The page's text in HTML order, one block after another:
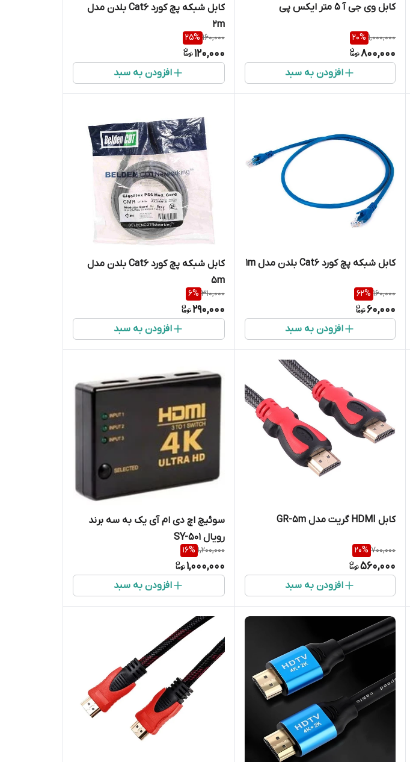
کابل وی جی آ 5 متر ایکس پی
1,000,000
20%
800,000
افزودن به سبد
کابل شبکه پچ کورد Cat6 بلدن مدل
2m
160,000
25%
120,000
افزودن به سبد
کابل شبکه پچ کورد Cat6 بلدن مدل 1m
160,000
62%
60,000
افزودن به سبد
کابل شبکه پچ کورد Cat6 بلدن مدل
5m
310,000
6%
290,000
افزودن به سبد
کابل HDMI گریت مدل GR-5m
700,000
20%
560,000
افزودن به سبد
سوئیچ اچ دی ام آی یک به سه برند
رویال SY-501
1,200,000
16%
1,000,000
افزودن به سبد